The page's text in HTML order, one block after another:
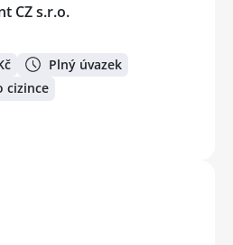
CZ s.r.o.
Plný úvazek
cizince